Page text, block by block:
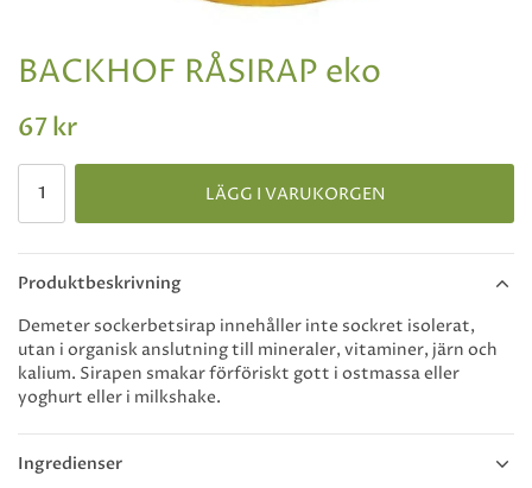
BACKHOF RÅSIRAP eko
67 kr
LÄGG I VARUKORGEN
Produktbeskrivning
Ingredienser
Demeter sockerbetsirap innehåller inte sockret isolerat,
utan i organisk anslutning till mineraler, vitaminer, järn och
kalium. Sirapen smakar förföriskt gott i ostmassa eller
yoghurt eller i milkshake.